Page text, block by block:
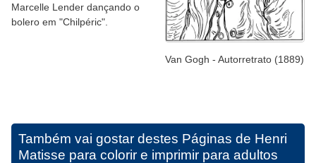
Marcelle Lender dançando o
bolero em "Chilpéric".
Van Gogh - Autorretrato (1889)
Também vai gostar destes Páginas de Henri
Matisse para colorir e imprimir para adultos